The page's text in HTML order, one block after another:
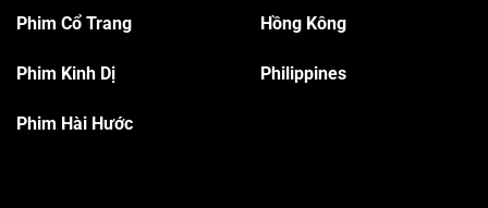
Phim Cổ Trang
Phim Kinh Dị
Phim Hài Hước
Hồng Kông
Philippines